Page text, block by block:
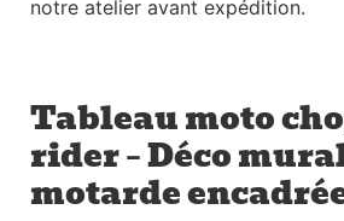
notre atelier avant expédition.
Tableau moto
rider – Déco
motarde